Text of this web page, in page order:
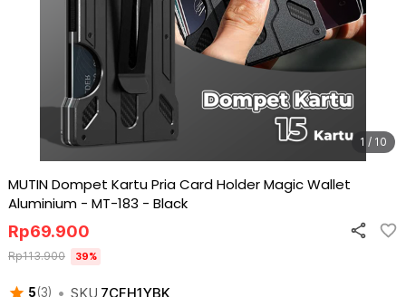
1 / 10
MUTIN Dompet Kartu Pria Card Holder Magic Wallet
Aluminium - MT-183 - Black
5(3) • SKU 7CFH1YBK
Rp69.900
Rp113.900 39%